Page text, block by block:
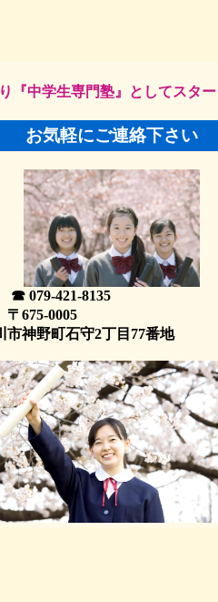
『中学生専門塾』 としてスタ
お気軽にご連絡下さい
☎ 079-421-8135
0005
野町石守2丁目77番地